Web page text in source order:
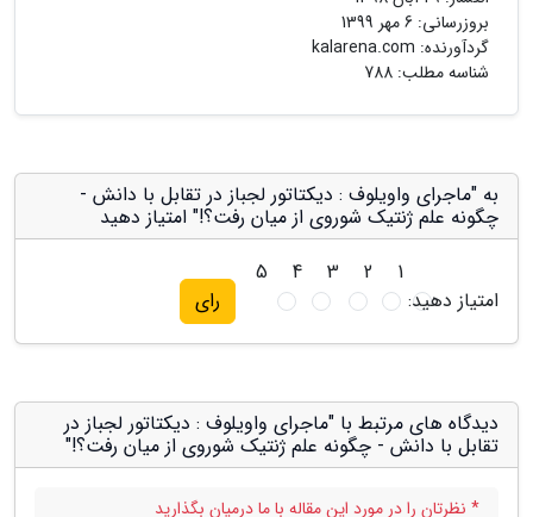
بروزرسانی: 6 مهر 1399
گردآورنده: kalarena.com
شناسه مطلب: 788
به "ماجرای واویلوف : دیکتاتور لجباز در تقابل با دانش -
چگونه علم ژنتیک شوروی از میان رفت؟!" امتیاز دهید
امتیاز دهید:
1
2
3
4
5
رای
دیدگاه های مرتبط با "ماجرای واویلوف : دیکتاتور لجباز در
تقابل با دانش - چگونه علم ژنتیک شوروی از میان رفت؟!"
* نظرتان را در مورد این مقاله با ما درمیان بگذارید